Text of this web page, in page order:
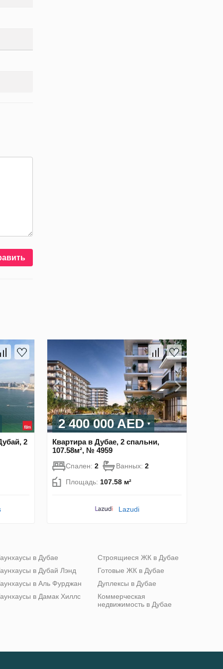
2
2 400 000 AED
Квартира в Дубае, 2 спальни,
107.58м², № 4959
Спален: 2 Ванных: 2
Площадь: 107.58 м²
Lazudi
в Дубае
в Дубай Лэнд
в Аль Фурджан
в Дамак Хиллс
Строящиеся ЖК в Дубае
Готовые ЖК в Дубае
Дуплексы в Дубае
Коммерческая
недвижимость в Дубае